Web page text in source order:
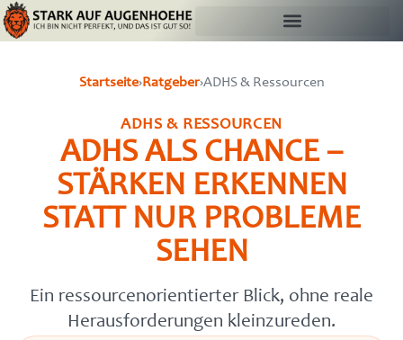
Startseite›Ratgeber›ADHS & Ressourcen
ADHS & RESSOURCEN
ADHS ALS CHANCE –
STÄRKEN ERKENNEN
STATT NUR PROBLEME
SEHEN
Ein ressourcenorientierter Blick, ohne reale
Herausforderungen kleinzureden.